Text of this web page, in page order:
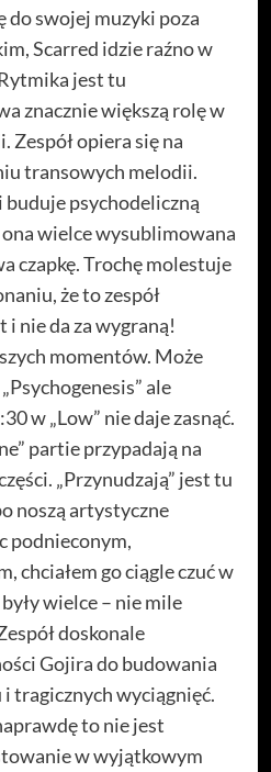
do swojej muzyki poza
Scarred idzie raźno w
jest tu
znacznie większą rolę w
Zespół opiera się na
transowych melodii.
psychodeliczną
wielce wysublimowana
czapkę. Trochę molestuje
że to zespół
nie da za wygraną!
momentów. Może
ale
w „Low” nie daje zasnąć.
partie przypadają na
„Przynudzają” jest tu
noszą artystyczne
podnieconym,
chciałem go ciągle czuć w
wielce – nie mile
doskonale
Gojira do budowania
tragicznych wyciągnięć.
to nie jest
w wyjątkowym